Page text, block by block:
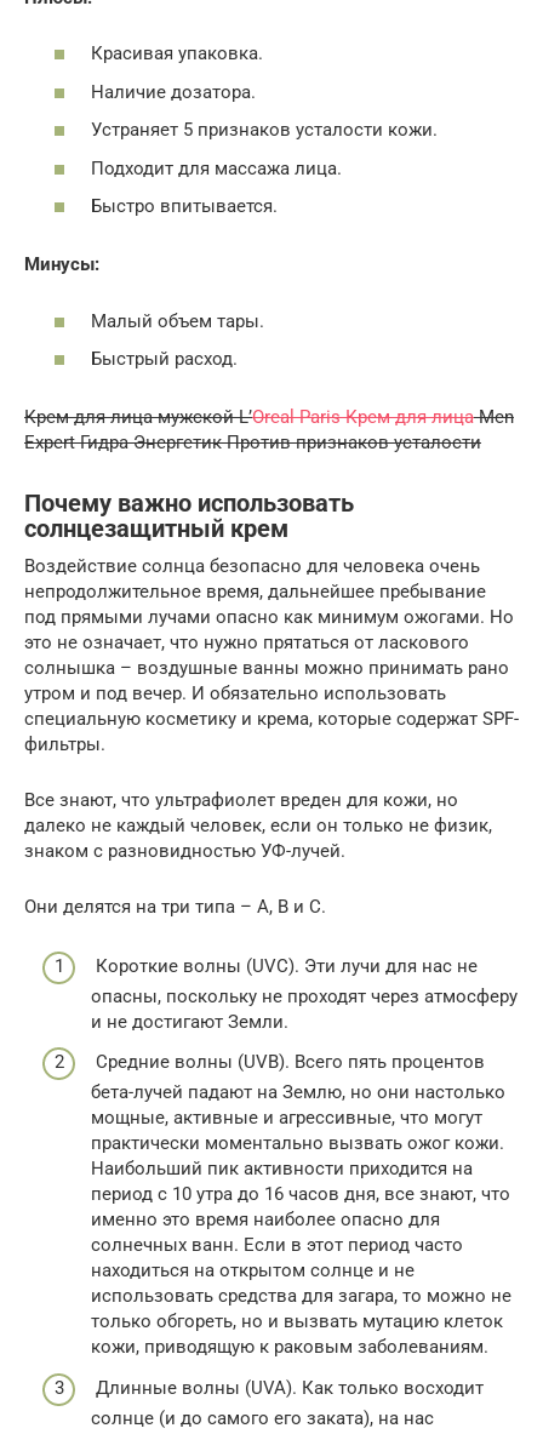
Красивая упаковка.
Наличие дозатора.
Устраняет 5 признаков усталости кожи.
Подходит для массажа лица.
Быстро впитывается.
Минусы:
Малый объем тары.
Быстрый расход.
Крем для лица мужской L’Oreal Paris Крем для лицаMen
Expert Гидра Энергетик Против признаков усталости
Почему важно использовать
солнцезащитный крем
Воздействие солнца безопасно для человека очень
непродолжительное время, дальнейшее пребывание
под прямыми лучами опасно как минимум ожогами. Но
это не означает, что нужно прятаться от ласкового
солнышка – воздушные ванны можно принимать рано
утром и под вечер. И обязательно использовать
специальную косметику и крема, которые содержат SPF-
фильтры.
Все знают, что ультрафиолет вреден для кожи, но
далеко не каждый человек, если он только не физик,
знаком с разновидностью УФ-лучей.
Они делятся на три типа – А, В и С.
Короткие волны (UVC). Эти лучи для нас не
опасны, поскольку не проходят через атмосферу
и не достигают Земли.
Средние волны (UVB). Всего пять процентов
бета-лучей падают на Землю, но они настолько
мощные, активные и агрессивные, что могут
практически моментально вызвать ожог кожи.
Наибольший пик активности приходится на
период с 10 утра до 16 часов дня, все знают, что
именно это время наиболее опасно для
солнечных ванн. Если в этот период часто
находиться на открытом солнце и не
использовать средства для загара, то можно не
только обгореть, но и вызвать мутацию клеток
кожи, приводящую к раковым заболеваниям.
Длинные волны (UVA). Как только восходит
солнце (и до самого его заката), на нас